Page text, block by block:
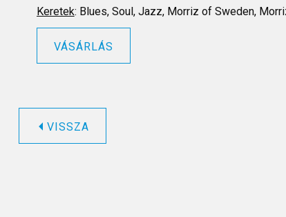
Keretek: Blues, Soul, Jazz, Morriz of Sweden,
VÁSÁRLÁS
VISSZA